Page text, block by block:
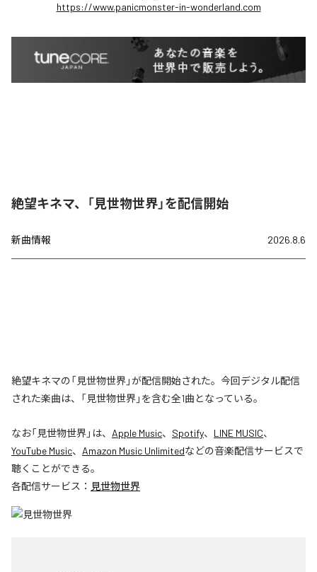
https://www.panicmonster-in-wonderland.com
絶望キネマ、「見世物世界」を配信開始
新曲情報 2026.8.6
絶望キネマの「見世物世界」が配信開始された。今回デジタル配信
された楽曲は、「見世物世界」を含む全1曲となっている。
なお「見世物世界」は、 Apple Music、 Spotify、 LINE MUSIC、
YouTube Music、 Amazon Music Unlimitedなどの音楽配信サービスで
聴くことができる。
各配信サービス： 見世物世界